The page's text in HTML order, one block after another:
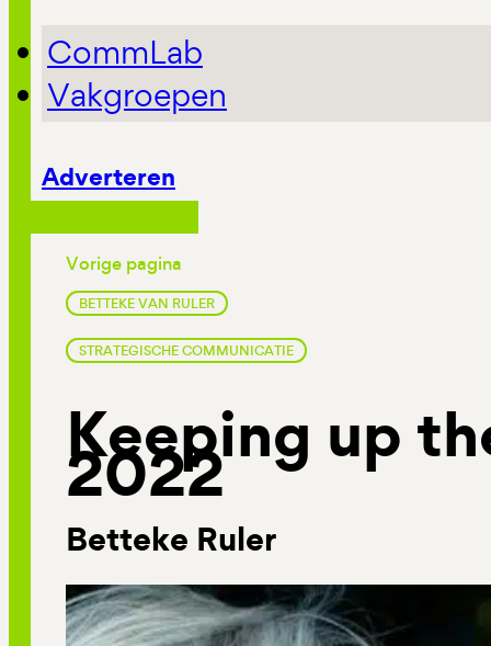
CommLab
Vakgroepen
Adverteren
Vorige pagina
BETTEKE VAN RULER
STRATEGISCHE COMMUNICATIE
Keeping up
2022
Betteke Ruler